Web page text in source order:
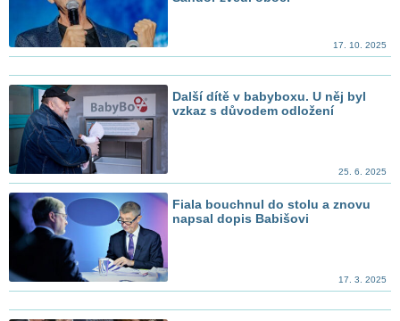
17. 10. 2025
Další dítě v babyboxu. U něj byl
vzkaz s důvodem odložení
25. 6. 2025
Fiala bouchnul do stolu a znovu
napsal dopis Babišovi
17. 3. 2025